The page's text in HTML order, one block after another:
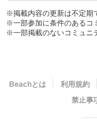
※掲載内容の更新は不定期
※一部参加に条件のあるコ
※一部掲載のないコミュニ
Beachとは 利用規約
禁止事